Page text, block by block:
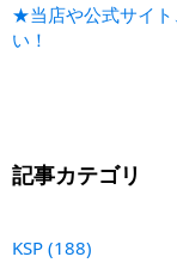
★当店や公式サイト
い！
記事カテゴリ
KSP (188)